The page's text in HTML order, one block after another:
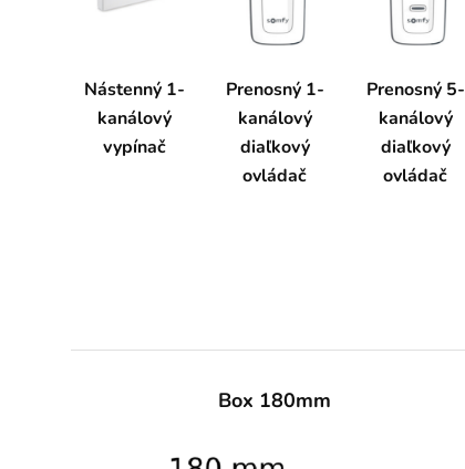
Nástenný 1-
kanálový
vypínač
Prenosný 1-
kanálový
diaľkový
ovládač
Prenosný 5-
kanálový
diaľkový
ovládač
Box 180mm